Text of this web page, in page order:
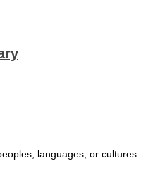
languages, or cultures